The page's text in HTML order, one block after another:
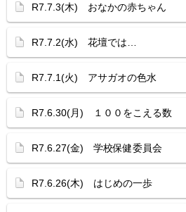
R7.7.3(木) おなかの赤ちゃん
R7.7.2(水) 花壇では…
R7.7.1(火) アサガオの色水
R7.6.30(月) １００をこえる数
R7.6.27(金) 学校保健委員会
R7.6.26(木) はじめの一歩